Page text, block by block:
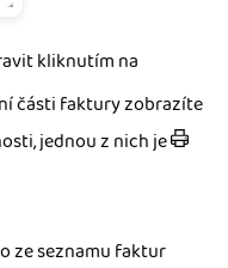
kliknutím na
části faktury zobrazíte
jednou z nich je
ze seznamu faktur